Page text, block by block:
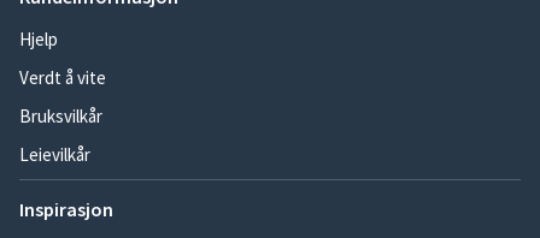
Hjelp
Verdt å vite
Bruksvilkår
Leievilkår
Inspirasjon